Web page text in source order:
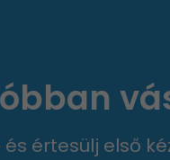
értesülj első